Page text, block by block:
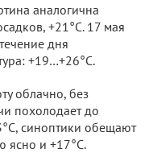
аналогична
+21°С. 17 мая
дня
+19…+26°С.
облачно, без
похолодает до
синоптики обещают
ясно и +17°С.